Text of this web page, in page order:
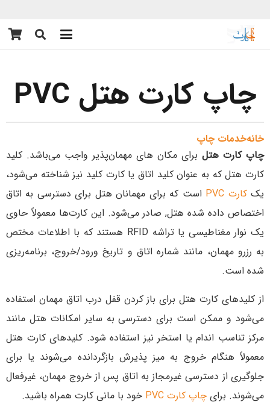
چاپ کارت هتل PVC
خانهخدمات چاپ
چاپ کارت هتل برای مکان های مهمان‌پذیر واجب می‌باشد. کلید
کارت هتل که به عنوان کلید اتاق یا کارت کلید نیز شناخته می‌شود،
یککارت PVC
است که برای مهمانان هتل برای دسترسی به اتاق
اختصاص داده شده هتل, صادر می‌شود. این کارت‌ها معمولاً حاوی
یک نوار مغناطیسی یا تراشه RFID هستند که با اطلاعات مختص
به رزرو مهمان، مانند شماره اتاق و تاریخ ورود/خروج، برنامه‌ریزی
شده است.
از کلیدهای کارت هتل برای باز کردن قفل درب اتاق مهمان استفاده
می‌شود و ممکن است برای دسترسی به سایر امکانات هتل مانند
مرکز تناسب اندام یا استخر نیز استفاده شود. کلیدهای کارت هتل
معمولاً هنگام خروج به میز پذیرش بازگردانده می‌شوند یا برای
جلوگیری از دسترسی غیرمجاز به اتاق پس از خروج مهمان، غیرفعال
می‌شوند. برای چاپ کارت PVC خود با مانی کارت همراه باشید.